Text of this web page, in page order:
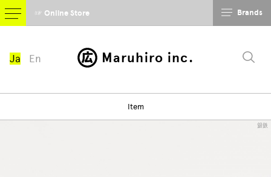
Maruhiro inc.
Ja En
☞ Online Store Brands
Item
銀鉄